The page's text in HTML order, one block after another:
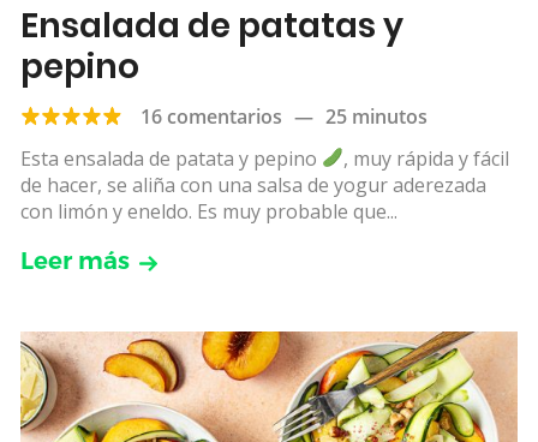
Ensalada de patatas y
pepino
16 comentarios — 25 minutos
Esta ensalada de patata y pepino
, muy rápida y fácil
de hacer, se aliña con una salsa de yogur aderezada
con limón y eneldo. Es muy probable que...
Leer más